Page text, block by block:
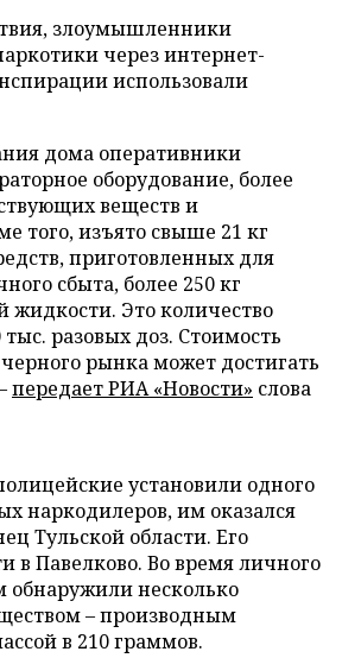
злоумышленники
через интернет-
использовали
дома оперативники
оборудование, более
веществ и
того, изъято свыше 21 кг
приготовленных для
сбыта, более 250 кг
жидкости. Это количество
разовых доз. Стоимость
рынка может достигать
передаетРИА «Новости» слова
установили одного
наркодилеров, им оказался
Тульской области. Его
в Павелково. Во время личного
обнаружили несколько
– производным
в 210 граммов.